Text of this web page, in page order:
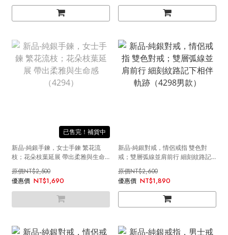
售完
新品-純銀手鍊，女士手鍊 繁花流
枝；花朵枝葉延展 帶出柔雅與生命
感（4294）
NT$2,500
NT$1,690
新品-純銀對戒，情侶戒指 雙色對
戒；雙層弧線並肩前行 細刻紋路記
下相伴軌跡（4298男款）
NT$2,600
NT$1,890